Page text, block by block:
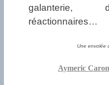
galanterie,
réactionnaires…
Une envolée
Aymeric